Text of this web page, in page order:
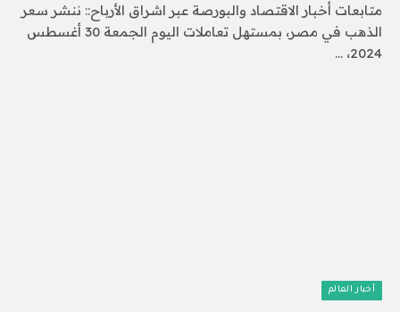
متابعات أخبار الاقتصاد والبورصة عبر اشراق الأرباح:: ننشر سعر
الذهب في مصر، بمستهل تعاملات اليوم الجمعة 30 أغسطس
2024، …
أخبار العالم